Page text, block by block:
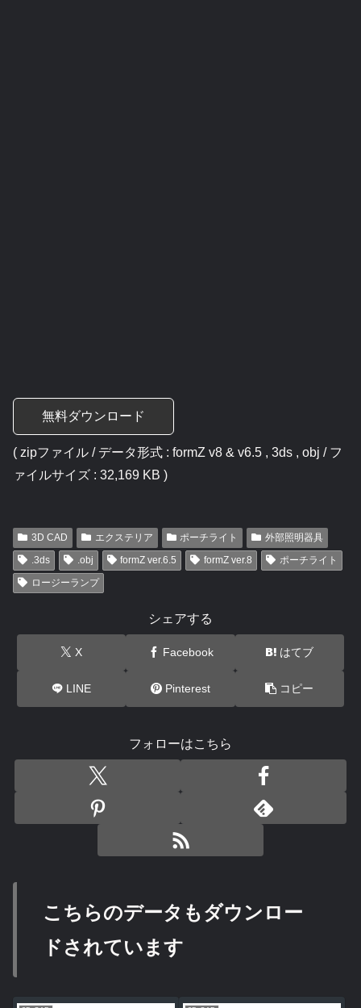
無料ダウンロード
( zipファイル / データ形式 : formZ v8 & v6.5 , 3ds , obj / フ
ァイルサイズ : 32,169 KB )
3D CAD エクステリア ポーチライト
外部照明器具
.3ds
.obj formZ ver.6.5 formZ ver.8
ポーチライト
ロージーランプ
シェアする
X Facebook はてブ
LINE Pinterest コピー
フォローはこちら
こちらのデータもダウンロー
ドされています